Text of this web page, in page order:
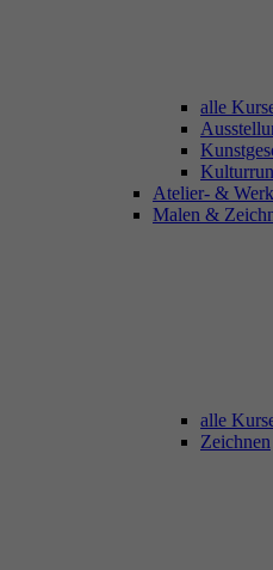
alle
Atelier- &
Malen &
alle
Zeichnen